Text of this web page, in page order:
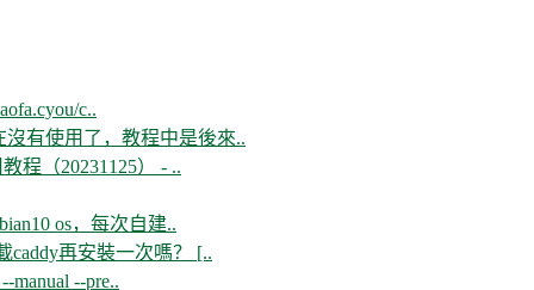
c..
有使用了，教程中是後來..
程（20231125） - ..
os，每次自建..
再安裝一次嗎？ [..
manual --pre..